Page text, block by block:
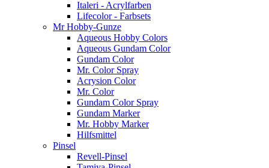
Italeri - Acrylfarben
Lifecolor - Farbsets
Mr Hobby-Gunze
Aqueous Hobby Colors
Aqueous Gundam Color
Gundam Color
Mr. Color Spray
Acrysion Color
Mr. Color
Gundam Color Spray
Gundam Marker
Mr. Hobby Marker
Hilfsmittel
Pinsel
Revell-Pinsel